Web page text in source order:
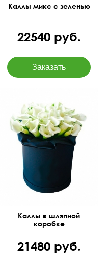
Каллы микс с зеленью
22540 руб.
30 см 25 см
Каллы в шляпной
коробке
21480 руб.